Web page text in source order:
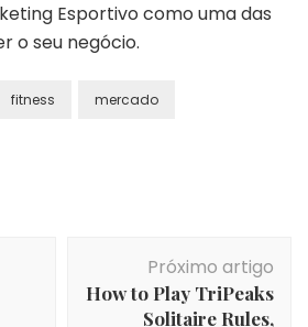
Esportivo como uma das
o seu negócio.
fitness mercado
Próximo artigo
How to Play TriPeaks
Solitaire Rules,